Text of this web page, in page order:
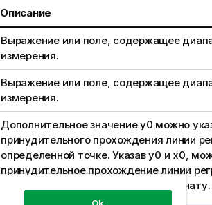
Описание
Выражение или поле, содержащее
измерения.
Выражение или поле, содержащее
измерения.
Дополнительное значениеy0 можно
принудительного прохождения линии
определенной точке. Указавy0 и x0,
принудительное прохождение линии
одиночную фиксированную координату.